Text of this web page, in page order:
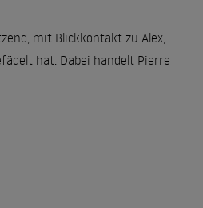
mit Blickkontakt zu Alex,
hat. Dabei handelt Pierre